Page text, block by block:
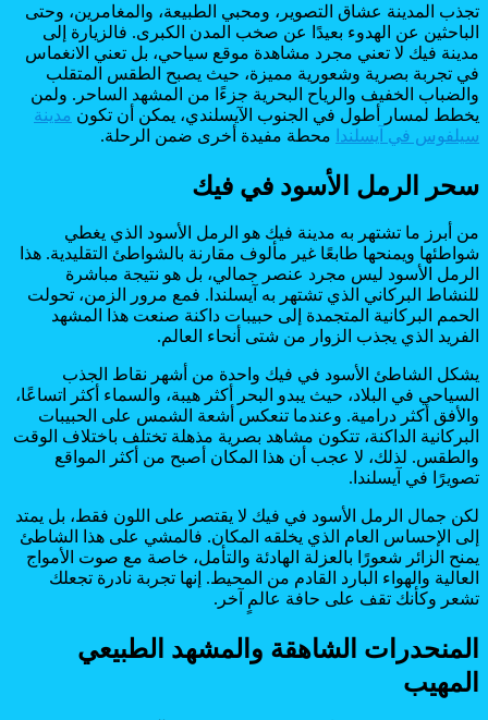
تجذب المدينة عشاق التصوير، ومحبي الطبيعة، والمغامرين، وحتى
الباحثين عن الهدوء بعيدًا عن صخب المدن الكبرى. فالزيارة إلى
مدينة فيك لا تعني مجرد مشاهدة موقع سياحي، بل تعني الانغماس
في تجربة بصرية وشعورية مميزة، حيث يصبح الطقس المتقلب
والضباب الخفيف والرياح البحرية جزءًا من المشهد الساحر. ولمن
يخطط لمسار أطول في الجنوب الآيسلندي، يمكن أن تكون مدينة
سيلفوس في آيسلندا
محطة مفيدة أخرى ضمن الرحلة.
سحر الرمل الأسود في فيك
من أبرز ما تشتهر به مدينة فيك هو الرمل الأسود الذي يغطي
شواطئها ويمنحها طابعًا غير مألوف مقارنة بالشواطئ التقليدية. هذا
الرمل الأسود ليس مجرد عنصر جمالي، بل هو نتيجة مباشرة
للنشاط البركاني الذي تشتهر به آيسلندا. فمع مرور الزمن، تحولت
الحمم البركانية المتجمدة إلى حبيبات داكنة صنعت هذا المشهد
الفريد الذي يجذب الزوار من شتى أنحاء العالم.
يشكل الشاطئ الأسود في فيك واحدة من أشهر نقاط الجذب
السياحي في البلاد، حيث يبدو البحر أكثر هيبة، والسماء أكثر اتساعًا،
والأفق أكثر درامية. وعندما تنعكس أشعة الشمس على الحبيبات
البركانية الداكنة، تتكون مشاهد بصرية مذهلة تختلف باختلاف الوقت
والطقس. لذلك، لا عجب أن هذا المكان أصبح من أكثر المواقع
تصويرًا في آيسلندا.
لكن جمال الرمل الأسود في فيك لا يقتصر على اللون فقط، بل يمتد
إلى الإحساس العام الذي يخلقه المكان. فالمشي على هذا الشاطئ
يمنح الزائر شعورًا بالعزلة الهادئة والتأمل، خاصة مع صوت الأمواج
العالية والهواء البارد القادم من المحيط. إنها تجربة نادرة تجعلك
تشعر وكأنك تقف على حافة عالمٍ آخر.
المنحدرات الشاهقة والمشهد الطبيعي
المهيب